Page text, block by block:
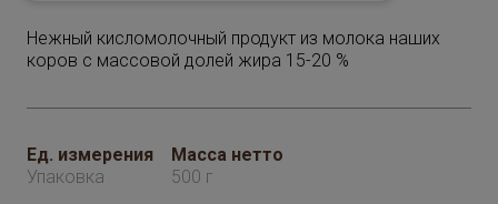
Нежный кисломолочный продукт из молока наших
коров с массовой долей жира 15-20 %
Ед. измерения
Упаковка
Масса нетто
500 г